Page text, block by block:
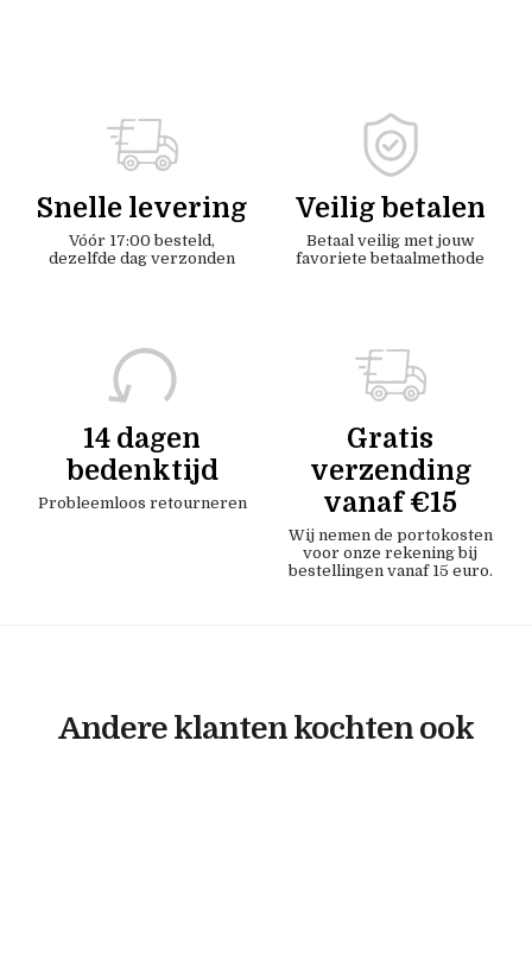
Snelle levering
Vóór 17:00 besteld,
dezelfde dag verzonden
Veilig betalen
Betaal veilig met jouw
favoriete betaalmethode
14 dagen
bedenktijd
Probleemloos retourneren
Gratis
verzending
vanaf €15
Wij nemen de portokosten
voor onze rekening bij
bestellingen vanaf 15 euro.
Andere klanten kochten ook